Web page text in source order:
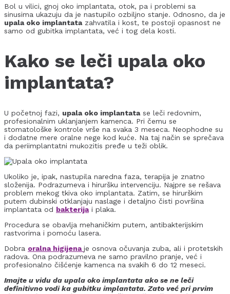
Bol u vilici, gnoj oko implantata, otok, pa i problemi sa
sinusima ukazuju da je nastupilo ozbiljno stanje. Odnosno, da je
upala oko implantatazahvatila i kost, te postoji opasnost ne
samo od gubitka implantata, već i tog dela kosti.
Kako se leči upala oko
implantata?
U početnoj fazi, upala oko implantatase leči redovnim,
profesionalnim uklanjanjem kamenca. Pri čemu se
stomatološke kontrole vrše na svaka 3 meseca. Neophodne su
i dodatne mere oralne nege kod kuće. Na taj način se sprečava
da periimplantatni mukozitis pređe u teži oblik.
Ukoliko je, ipak, nastupila naredna faza, terapija je znatno
složenija. Podrazumeva i hiruršku intervenciju. Najpre se rešava
problem mekog tkiva oko implantata. Zatim, se hirurškim
putem dubinski otklanjaju naslage i detaljno čisti površina
implantata od bakterijai plaka.
Procedura se obavlja mehaničkim putem, antibakterijskim
rastvorima i pomoću lasera.
Dobra oralna higijenaje osnova očuvanja zuba, ali i protetskih
radova. Ona podrazumeva ne samo pravilno pranje, već i
profesionalno čišćenje kamenca na svakih 6 do 12 meseci.
Imajte u vidu da upala oko implantata ako se ne leči
definitivno vodi ka gubitku implantata. Zato već pri prvim